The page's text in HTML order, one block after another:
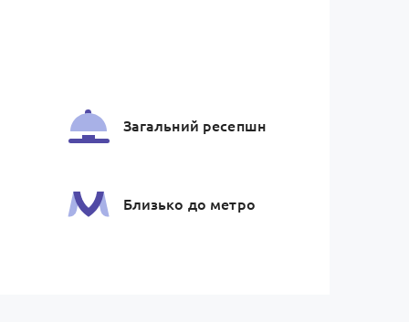
Загальний ресепшн
Близько до метро